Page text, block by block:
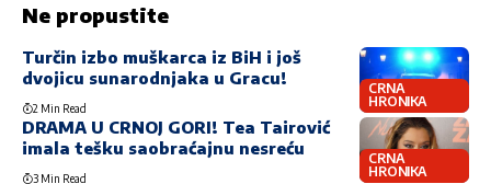
Ne propustite
CRNA
HRONIKA
Turčin izbo muškarca iz BiH i još
dvojicu sunarodnjaka u Gracu!
2 Min Read
CRNA
HRONIKA
DRAMA U CRNOJ GORI! Tea Tairović
imala tešku saobraćajnu nesreću
3 Min Read